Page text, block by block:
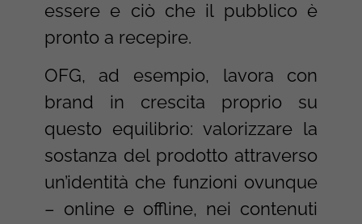
essere e ciò che il pubblico è
pronto a recepire.
OFG, ad esempio, lavora con
brand in crescita proprio su
questo equilibrio: valorizzare la
sostanza del prodotto attraverso
un’identità che funzioni ovunque
– online e offline, nei contenuti